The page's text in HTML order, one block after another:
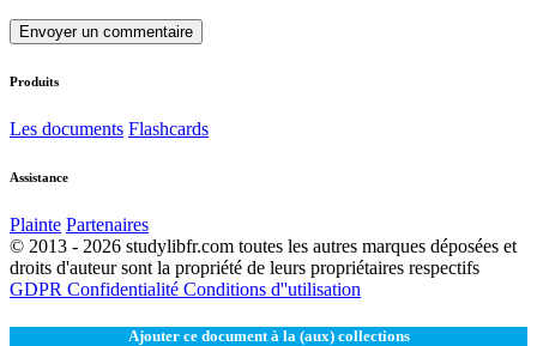
Envoyer un commentaire
Produits
Les documents Flashcards
Assistance
Plainte Partenaires
© 2013 - 2026 studylibfr.com toutes les autres marques déposées et
droits d'auteur sont la propriété de leurs propriétaires respectifs
GDPR Confidentialité Conditions d''utilisation
Ajouter ce document à la (aux) collections